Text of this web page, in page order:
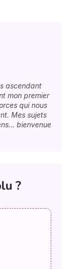
ascendant
mon premier
qui nous
Mes sujets
bienvenue
?